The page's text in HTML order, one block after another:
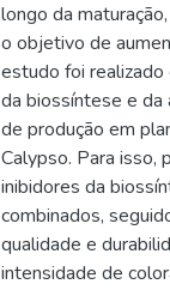
longo da
o objetivo de
estudo foi
da biossíntese e da
de produção em
Calypso. Para isso,
inibidores da
combinados,
qualidade e
intensidade de